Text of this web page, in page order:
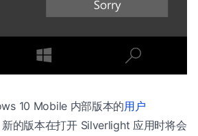
10 Mobile 内部版本的用户
新的版本在打开 Silverlight 应用时将会